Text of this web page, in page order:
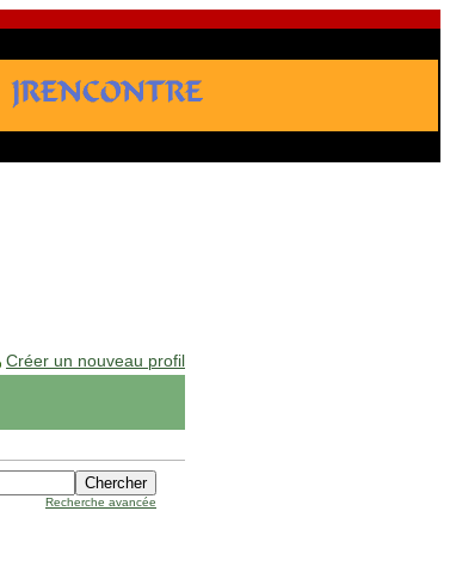
Créer un nouveau profil
Recherche avancée